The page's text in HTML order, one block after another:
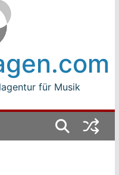
Jarre bei den jazz open
der Piazza Roma 2026
bei den jazz open
der Piazza Roma 2026
für Musik